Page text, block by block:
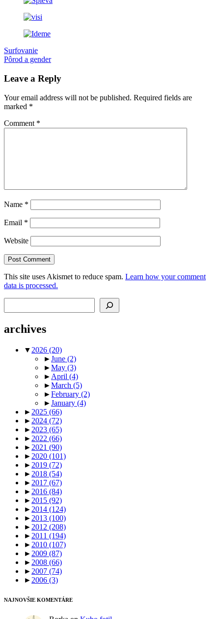
deň
otcovKikaKubko
Post
navigation
Previous
Post:
Surfovanie
Next
Pôrod a gender
Leave a Reply
Your email address will not be published. Required fields are
marked *
Comment *
Name *
Email *
Website
This site uses Akismet to reduce spam. Learn how your comment
data is processed.
archives
▼ 2026 (20)
►June (2)
►May (3)
► April (4)
►March (5)
►February (2)
►January (4)
► 2025 (66)
► 2024 (72)
► 2023 (65)
► 2022 (66)
► 2021 (90)
► 2020 (101)
► 2019 (72)
► 2018 (54)
► 2017 (67)
► 2016 (84)
► 2015 (92)
► 2014 (124)
► 2013 (100)
► 2012 (208)
► 2011 (194)
► 2010 (107)
► 2009 (87)
► 2008 (66)
► 2007 (74)
► 2006 (3)
NAJNOVŠIE KOMENTÁRE